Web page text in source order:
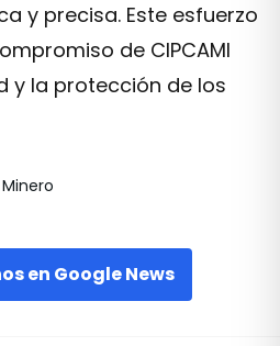
y precisa. Este esfuerzo
de CIPCAMI
y la protección de los
en Google News